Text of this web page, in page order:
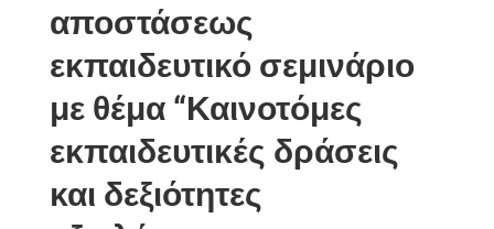
αποστάσεως
εκπαιδευτικό σεμινάριο
με θέμα “Καινοτόμες
εκπαιδευτικές δράσεις
και δεξιότητες